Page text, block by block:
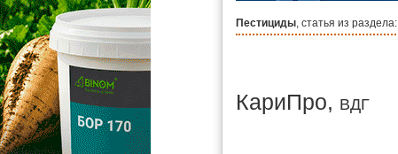
Пестициды, статья из раздела:
КариПро, ВДГ